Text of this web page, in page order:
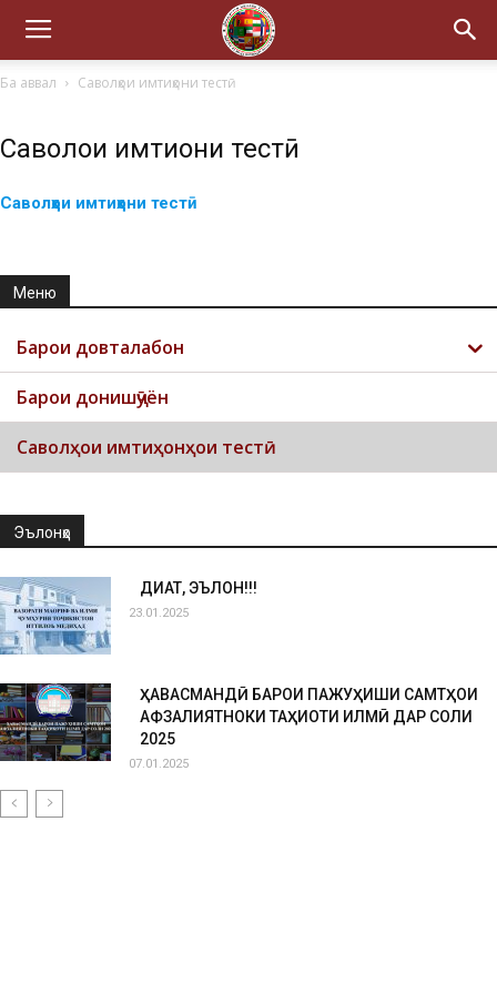
Ба аввал Саволҳои имтиҳони тестӣ
Саволҳои имтиҳони тестӣ
Саволҳои имтиҳони тестӣ
Меню
Барои довталабон
Барои донишҷӯён
Саволҳои имтиҳонҳои тестӣ
Эълонҳо
ДИҚҚАТ, ЭЪЛОН!!!
23.01.2025
ҲАВАСМАНДӢ БАРОИ ПАЖУҲИШИ САМТҲОИ
АФЗАЛИЯТНОКИ ТАҲҚИҚОТИ ИЛМӢ ДАР СОЛИ
2025
07.01.2025